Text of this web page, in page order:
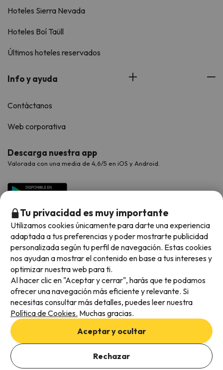
Añade las fechas para comprobar la disponibilidad
Hoteles Sierra Nevada
Hoteles Boí Taüll
Últimos hoteles reservados
Info y ayuda
Contáctanos
Web corporativa
Descarga nuestra app
Valorada con una media de 4,6/5 en iOS y Android.
Métodos de pago disponibles
Condiciones generales
Privacidad de datos
Política de cookies
Tu privacidad es muy importante
Utilizamos cookies únicamente para darte una experiencia
adaptada a tus preferencias y poder mostrarte publicidad
personalizada según tu perfil de navegación. Estas cookies
nos ayudan a mostrar el contenido en base a tus intereses y
optimizar nuestra web para ti.
Al hacer clic en "Aceptar y cerrar", harás que te podamos
ofrecer una navegación más eficiente y relevante. Si
necesitas consultar más detalles, puedes leer nuestra
Política de Cookies. Muchas gracias.
Aceptar y ocultar
Rechazar